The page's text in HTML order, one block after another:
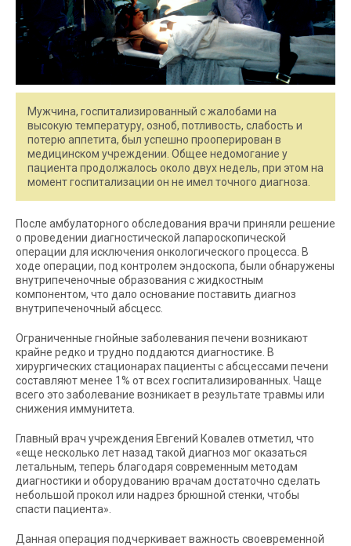
Мужчина, госпитализированный с жалобами на
высокую температуру, озноб, потливость, слабость и
потерю аппетита, был успешно прооперирован в
медицинском учреждении. Общее недомогание у
пациента продолжалось около двух недель, при этом на
момент госпитализации он не имел точного диагноза.
После амбулаторного обследования врачи приняли решение
о проведении диагностической лапароскопической
операции для исключения онкологического процесса. В
ходе операции, под контролем эндоскопа, были обнаружены
внутрипеченочные образования с жидкостным
компонентом, что дало основание поставить диагноз
внутрипеченочный абсцесс.
Ограниченные гнойные заболевания печени возникают
крайне редко и трудно поддаются диагностике. В
хирургических стационарах пациенты с абсцессами печени
составляют менее 1% от всех госпитализированных. Чаще
всего это заболевание возникает в результате травмы или
снижения иммунитета.
Главный врач учреждения Евгений Ковалев отметил, что
«еще несколько лет назад такой диагноз мог оказаться
летальным, теперь благодаря современным методам
диагностики и оборудованию врачам достаточно сделать
небольшой прокол или надрез брюшной стенки, чтобы
спасти пациента».
Данная операция подчеркивает важность своевременной